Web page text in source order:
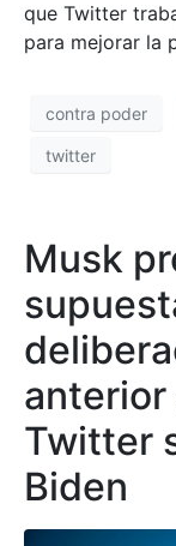
que Twitter
para mejorar la
contra poder
twitter
Musk
Twitter
Biden